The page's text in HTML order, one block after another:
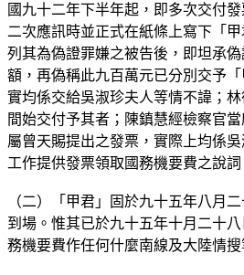
國九十二年下半年起，即多次交付
二次應訊時並正式在紙條上寫下「
列其為偽證罪嫌之被告後，即坦承
額，再偽稱此九百萬元已分別交予
實均係交給吳淑珍夫人等情不諱；
間始交付予其者；陳鎮慧經檢察官
屬曾天賜提出之發票，實際上均係
工作提供發票領取國務機要費之說詞
（二）「甲君」固於九十五年八月
到場。惟其已於九十五年十月二十
務機要費作任何什麼南線及大陸情